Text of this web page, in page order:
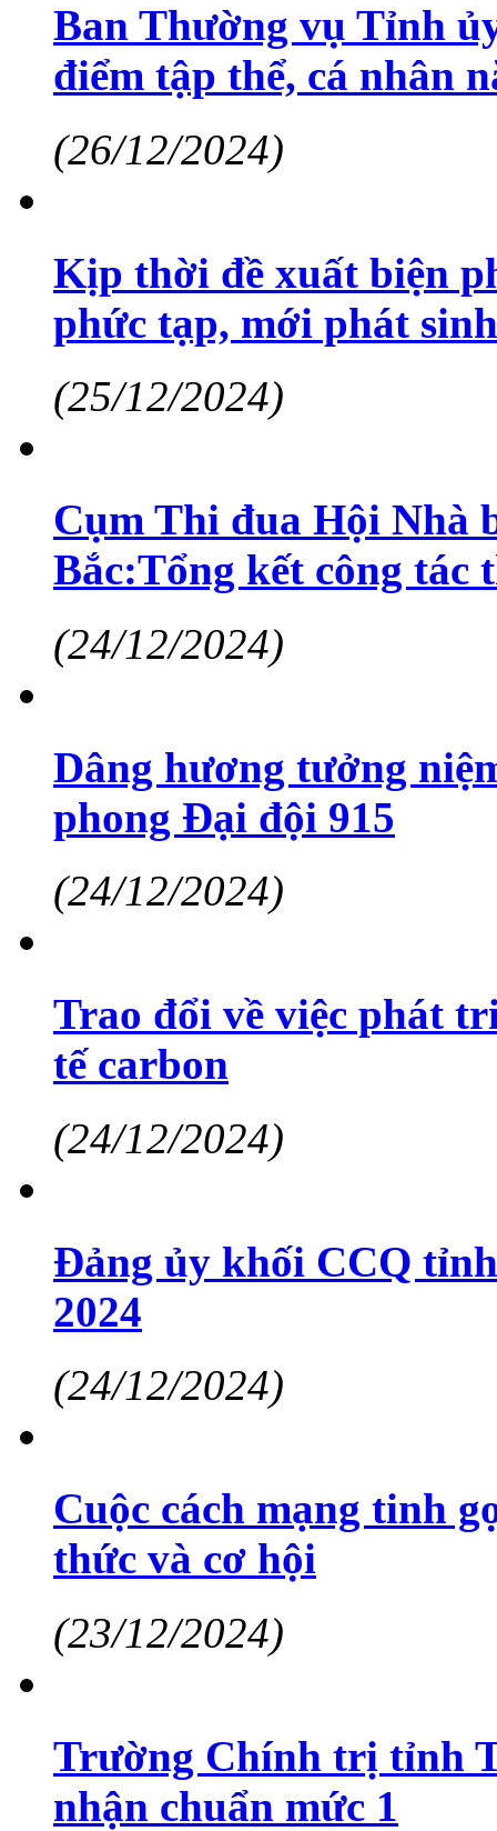
Ban Thường vụ Tỉnh
điểm tập thể, cá nhân
(26/12/2024)
Kịp thời đề xuất biện
phức tạp, mới phát sinh
(25/12/2024)
Cụm Thi đua Hội Nhà
Bắc:Tổng kết công tác
(24/12/2024)
Dâng hương tưởng
phong Đại đội 915
(24/12/2024)
Trao đổi về việc phát
tế carbon
(24/12/2024)
Đảng ủy khối CCQ
2024
(24/12/2024)
Cuộc cách mạng tinh
thức và cơ hội
(23/12/2024)
Trường Chính trị tỉnh
nhận chuẩn mức 1